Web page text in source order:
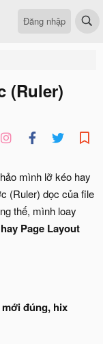
Đăng nhập
(Ruler)
mình lỡ kéo hay
(Ruler) dọc của file
thế, mình loay
Page Layout
đúng, hix